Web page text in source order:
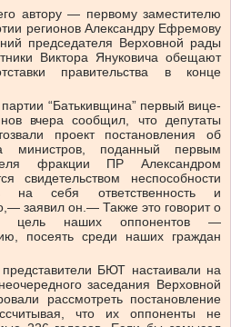
автору — первому заместителю
регионов Александру Ефремову
председателя Верховной рады
Виктора Януковича обещают
правительства в конце
“Батькивщина” первый вице-
вчера сообщил, что депутаты
проект постановления об
министров, поданный первым
фракции ПР Александром
свидетельством неспособности
на себя ответственность и
заявил он.— Также это говорит о
цель наших оппонентов —
посеять среди наших граждан
БЮТ настаивали на
заседания Верховной
рассмотреть постановление
что их оппоненты не